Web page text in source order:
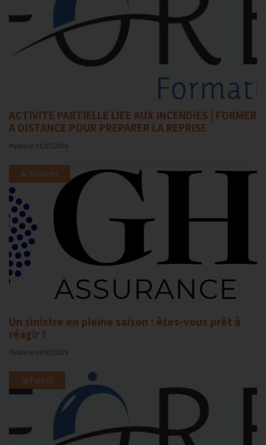
ACTIVITE PARTIELLE LIEE AUX INCENDIES | FORMER
A DISTANCE POUR PREPARER LA REPRISE
Publié le 31/07/2026
Un sinistre en pleine saison : êtes-vous prêt à
réagir ?
Publié le 29/07/2026
Actualités
Asforest